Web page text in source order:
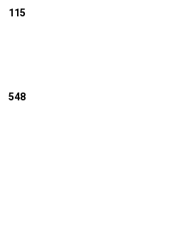
115
548